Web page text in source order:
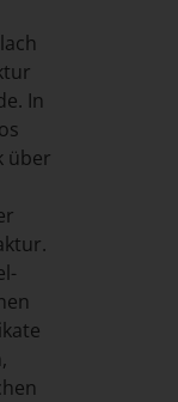
In
über